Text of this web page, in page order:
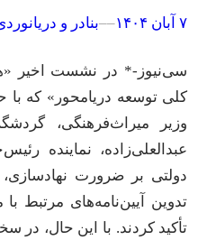
۷ آبان ۱۴۰۴ –
–بنادر و
سی‌نیوز-* در نشست اخیر
کلی توسعه دریامحور» که
وزیر میراث‌فرهنگی،
عبدالعلی‌زاده، نماینده
دولتی بر ضرورت
تدوین آیین‌نامه‌های مرتبط با
تأکید کردند. با این حال،